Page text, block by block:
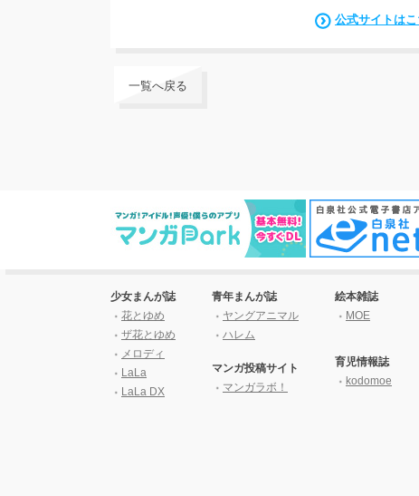
公式サイトはこ
一覧へ戻る
少女まんが誌
花とゆめ
ザ花とゆめ
メロディ
LaLa
LaLa DX
青年まんが誌
ヤングアニマル
ハレム
マンガ投稿サイト
マンガラボ！
絵本雑誌
MOE
育児情報誌
kodomoe